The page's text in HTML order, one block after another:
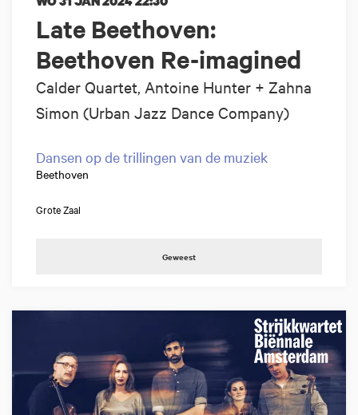
Late Beethoven:
Beethoven Re-imagined
Calder Quartet, Antoine Hunter + Zahna
Simon (Urban Jazz Dance Company)
Dansen op de trillingen van de muziek
Beethoven
Grote Zaal
Geweest